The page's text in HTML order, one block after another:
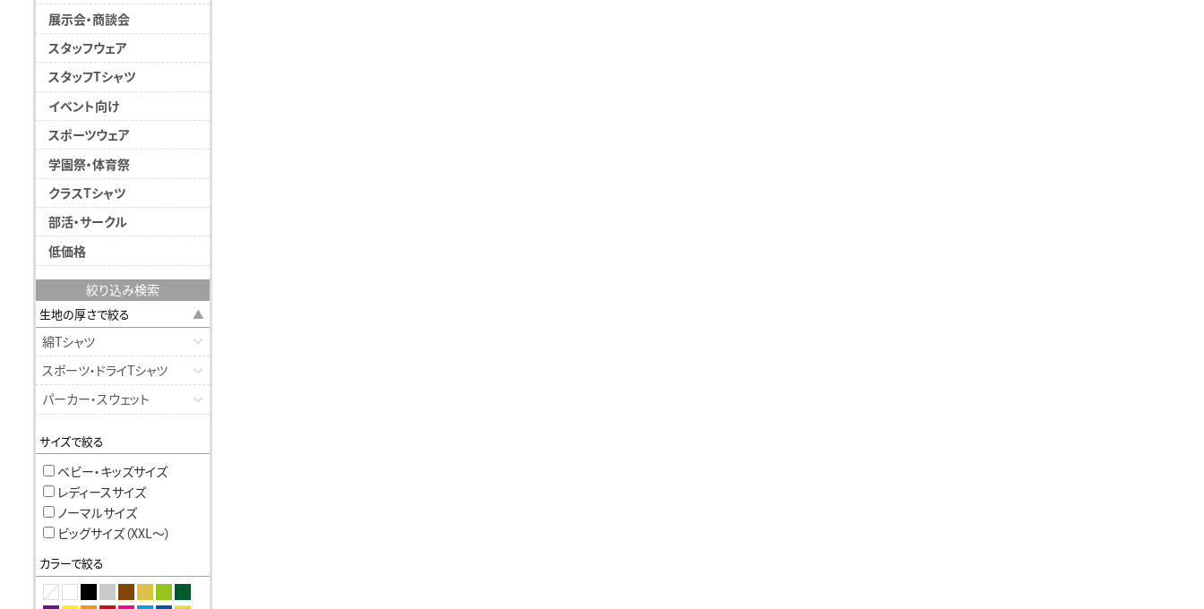
展示会・商談会
スタッフウェア
スタッフTシャツ
イベント向け
スポーツウェア
学園祭・体育祭
クラスTシャツ
部活・サークル
低価格
絞り込み検索
生地の厚さで絞る
綿Tシャツ
スポーツ・ドライTシャツ
パーカー・スウェット
サイズで絞る
ベビー・キッズサイズ
レディースサイズ
ノーマルサイズ
ビッグサイズ（XXL〜）
カラーで絞る